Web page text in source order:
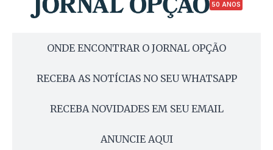
50 ANOS
ONDE ENCONTRAR O JORNAL OPÇÃO
RECEBA AS NOTÍCIAS NO SEU WHATSAPP
RECEBA NOVIDADES EM SEU EMAIL
ANUNCIE AQUI